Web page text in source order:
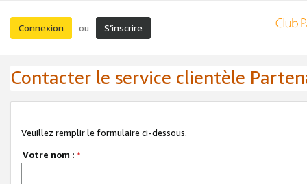
Connexion ou S’inscrire
Contacter le service clientèle
Veuillez remplir le formulaire ci-dessous.
Votre nom : *